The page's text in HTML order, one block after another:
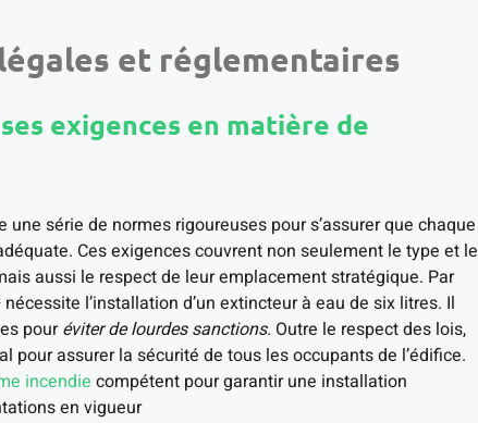
et réglementaires
exigences en matière de
série de normes rigoureuses pour s’assurer que chaque
Ces exigences couvrent non seulement le type et le
aussi le respect de leur emplacement stratégique. Par
l’installation d’un extincteur à eau de six litres. Il
pouréviter de lourdes sanctions. Outre le respect des lois,
pour assurer la sécurité de tous les occupants de l’édifice.
incendie compétent pour garantir une installation
en vigueur